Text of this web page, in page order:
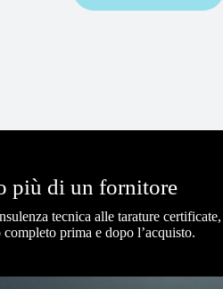
più di un fornitore
tecnica alle tarature
completo prima e dopo l’acquisto.